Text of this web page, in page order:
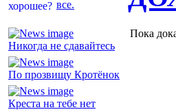
все.
Никогда не сдавайтесь
По прозвищу Кротёнок
Креста на тебе нет
Пока